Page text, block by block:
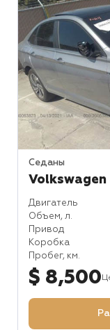
Седаны
Volkswagen
Двигатель
Объем, л.
Привод
Коробка
Пробег, км.
$ 8,500